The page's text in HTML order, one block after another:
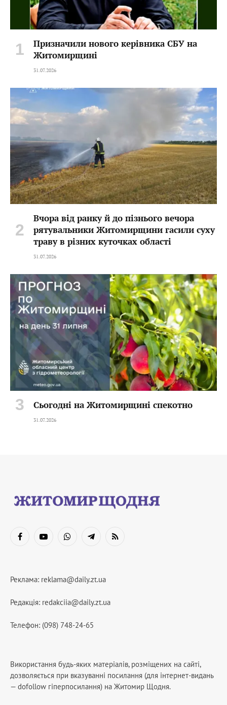
Призначили нового керівника СБУ на
Житомирщині
31.07.2026
Вчора від ранку й до пізнього вечора
рятувальники Житомирщини гасили суху
траву в різних куточках області
31.07.2026
Сьогодні на Житомирщині спекотно
31.07.2026
FacebookYouTubeWhatsAppTelegramRSS
Реклама: reklama@daily.zt.ua
Редакція: redakciia@daily.zt.ua
Телефон: (098) 748-24-65
Використання будь-яких матеріалів, розміщених на сайті,
дозволяється при вказуванні посилання (для інтернет-видань
— dofollow гіперпосилання) на Житомир Щодня.